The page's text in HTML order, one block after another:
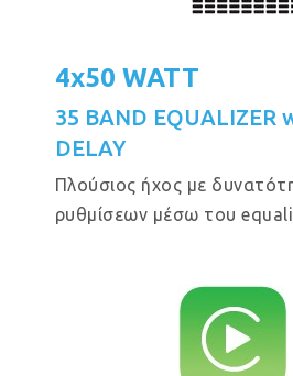
4x50 WATT
35 BAND EQUALIZER
DELAY
Πλούσιος ήχος με
ρυθμίσεων μέσω του